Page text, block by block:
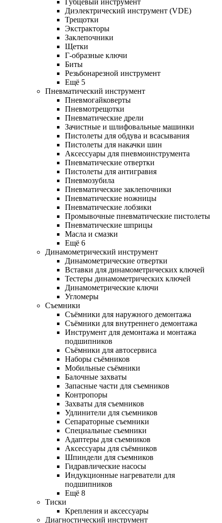
Губцевый инструмент
Диэлектрический инструмент (VDE)
Трещотки
Экстракторы
Заклепочники
Щетки
Г-образные ключи
Биты
Резьбонарезной инструмент
Ещё 5
Пневматический инструмент
Пневмогайковерты
Пневмотрещотки
Пневматические дрели
Зачистные и шлифовальные машинки
Пистолеты для обдува и всасывания
Пистолеты для накачки шин
Аксессуары для пневмоинструмента
Пневматические отвертки
Пистолеты для антигравия
Пневмозубила
Пневматические заклепочники
Пневматические ножницы
Пневматические лобзики
Промывочные пневматические пистолеты
Пневматические шприцы
Масла и смазки
Ещё 6
Динамометрический инструмент
Динамометрические отвертки
Вставки для динамометрических ключей
Тестеры динамометрических ключей
Динамометрические ключи
Угломеры
Съемники
Съёмники для наружного демонтажа
Съёмники для внутреннего демонтажа
Инструмент для демонтажа и монтажа
подшипников
Съёмники для автосервиса
Наборы съёмников
Мобильные съёмники
Балочные захваты
Запасные части для съемников
Контропоры
Захваты для съемников
Удлинители для съемников
Сепараторные съемники
Специальные съемники
Адаптеры для съемников
Аксессуары для съёмников
Шпиндели для съемников
Гидравлические насосы
Индукционные нагреватели для
подшипников
Ещё 8
Тиски
Крепления и аксессуары
Диагностический инструмент